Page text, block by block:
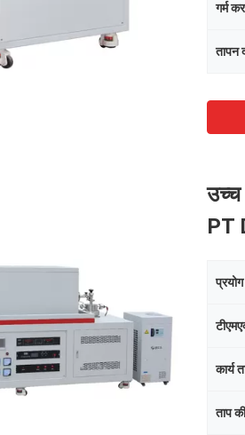
गर्म
तापन
उच्च
PT
प्रयोग
कार्य
ताप